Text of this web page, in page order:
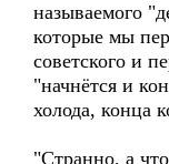
называемого
которые мы
советского и
"начнётся и
холода, конца
"Странно, а